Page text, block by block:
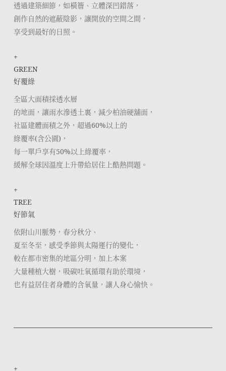
透過建築細節，如橫簷、立體深凹錯落，
創作自然的遮蔽陰影，讓開放的空間之間，
享受到最好的日照。
+
GREEN
好覆綠
全區大面積採透水層
的地面，讓雨水滲透土裏，減少柏油硬舖面，
社區建體面積之外，超過60%以上的
綠覆率(含公園)，
每一單戶享有50%以上綠覆率，
緩解全球因溫度上升帶給居住上酷熱問題。
+
TREE
好節氣
依附山川脈勢，春分秋分、
夏至冬至，感受季節與太陽運行的變化，
較在都市密集的地區分明，加上本案
大量種植大樹，吸碳吐氧循環有助於環境，
也有益居住者身體的含氧量，讓人身心愉快。
+